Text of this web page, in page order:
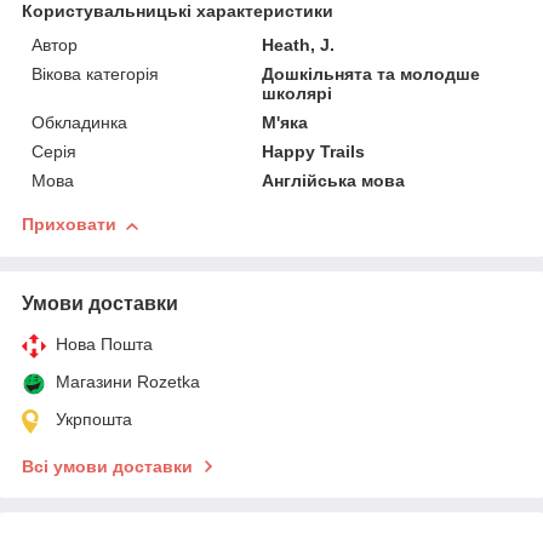
Користувальницькі характеристики
Автор
Heath, J.
Вікова категорія
Дошкільнята та молодше
школярі
Обкладинка
М'яка
Серія
Happy Trails
Мова
Англійська мова
Приховати
Умови доставки
Нова Пошта
Магазини Rozetka
Укрпошта
Всі умови доставки